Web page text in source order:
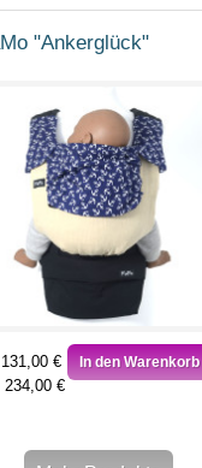
"Ankerglück"
131,00 €
234,00 €
In den Warenkorb